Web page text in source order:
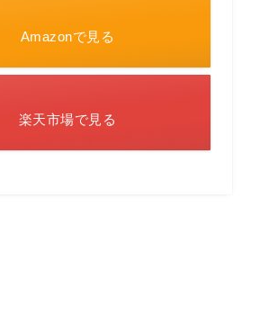
Amazonで見る
楽天市場で見る